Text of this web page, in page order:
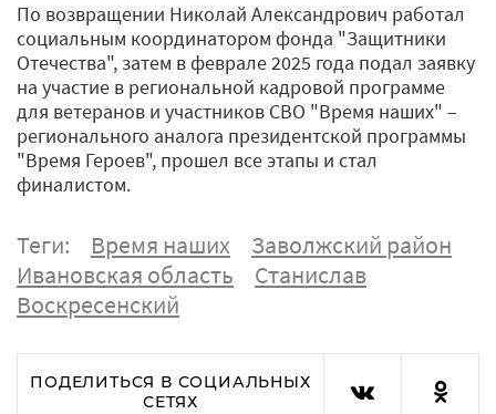
По возвращении Николай Александрович работал
социальным координатором фонда "Защитники
Отечества", затем в феврале 2025 года подал заявку
на участие в региональной кадровой программе
для ветеранов и участников СВО "Время наших" –
регионального аналога президентской программы
"Время Героев", прошел все этапы и стал
финалистом.
Теги: Время наших
Заволжский район
Ивановская область
Станислав
Воскресенский
ПОДЕЛИТЬСЯ В СОЦИАЛЬНЫХ
СЕТЯХ